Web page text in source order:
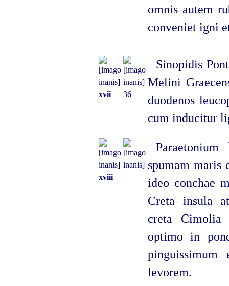
omnis autem
conveniet igni
xvii 36
Sinopidis
Melini
duodenos
cum inducitur
xviii
spumam maris
ideo conchae
Creta insula
creta Cimolia
optimo in
pinguissimum
levorem.